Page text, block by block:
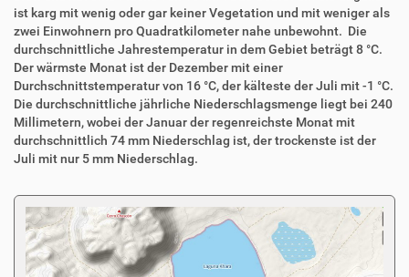
ist karg mit wenig oder gar keiner Vegetation und mit weniger als
zwei Einwohnern pro Quadratkilometer nahe unbewohnt. Die
durchschnittliche Jahrestemperatur in dem Gebiet beträgt 8 °C.
Der wärmste Monat ist der Dezember mit einer
Durchschnittstemperatur von 16 °C, der kälteste der Juli mit -1 °C.
Die durchschnittliche jährliche Niederschlagsmenge liegt bei 240
Millimetern, wobei der Januar der regenreichste Monat mit
durchschnittlich 74 mm Niederschlag ist, der trockenste ist der
Juli mit nur 5 mm Niederschlag.